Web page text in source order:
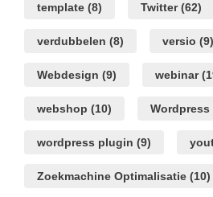
template (8) Twitter(62)
verdubbelen (8) versio (9)
Webdesign (9) webinar
webshop (10) Wordpress
wordpress plugin (9)
Zoekmachine Optimalisatie (10)